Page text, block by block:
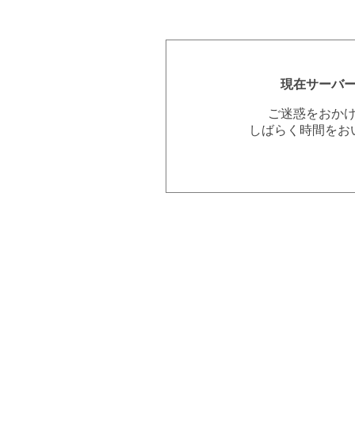
現在サーバ
ご迷惑をおか
しばらく時間を